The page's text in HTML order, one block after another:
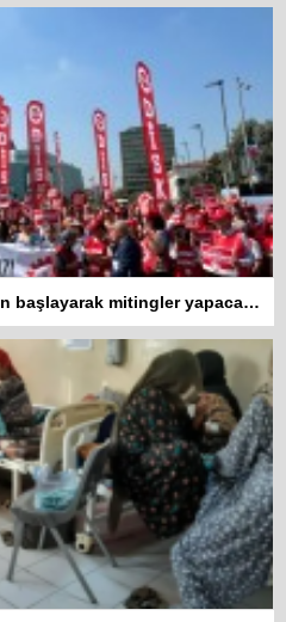
DİSK: 13 Eylül’de Mersin’den başlayarak mitingler yapacağız